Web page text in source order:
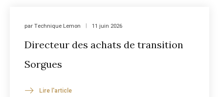
parTechnique Lemon 11 juin 2026
Directeur des achats de transition
Sorgues
Lire l'article